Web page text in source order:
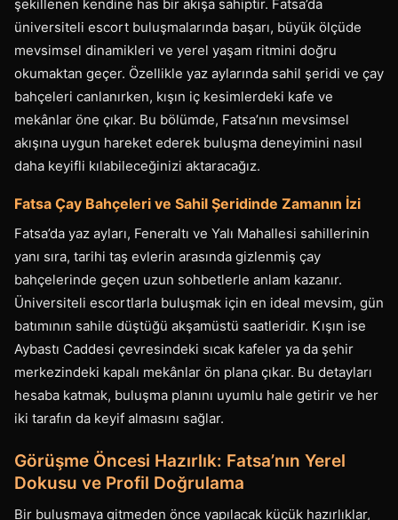
şekillenen kendine has bir akışa sahiptir. Fatsa’da
üniversiteli escort buluşmalarında başarı, büyük ölçüde
mevsimsel dinamikleri ve yerel yaşam ritmini doğru
okumaktan geçer. Özellikle yaz aylarında sahil şeridi ve çay
bahçeleri canlanırken, kışın iç kesimlerdeki kafe ve
mekânlar öne çıkar. Bu bölümde, Fatsa’nın mevsimsel
akışına uygun hareket ederek buluşma deneyimini nasıl
daha keyifli kılabileceğinizi aktaracağız.
Fatsa Çay Bahçeleri ve Sahil Şeridinde Zamanın İzi
Fatsa’da yaz ayları, Feneraltı ve Yalı Mahallesi sahillerinin
yanı sıra, tarihi taş evlerin arasında gizlenmiş çay
bahçelerinde geçen uzun sohbetlerle anlam kazanır.
Üniversiteli escortlarla buluşmak için en ideal mevsim, gün
batımının sahile düştüğü akşamüstü saatleridir. Kışın ise
Aybastı Caddesi çevresindeki sıcak kafeler ya da şehir
merkezindeki kapalı mekânlar ön plana çıkar. Bu detayları
hesaba katmak, buluşma planını uyumlu hale getirir ve her
iki tarafın da keyif almasını sağlar.
Görüşme Öncesi Hazırlık: Fatsa’nın Yerel
Dokusu ve Profil Doğrulama
Bir buluşmaya gitmeden önce yapılacak küçük hazırlıklar,